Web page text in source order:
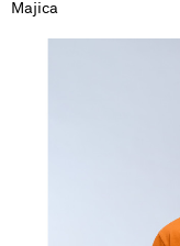
Majica